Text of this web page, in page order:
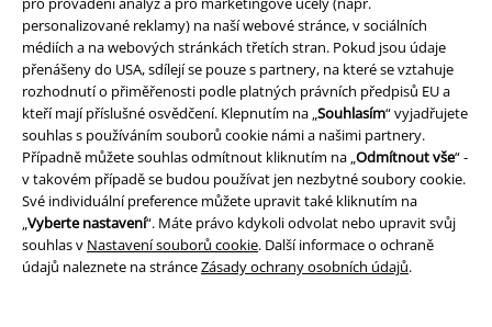
personalizované reklamy) na naší webové stránce, v sociálních
médiích a na webových stránkách třetích stran. Pokud jsou údaje
přenášeny do USA, sdílejí se pouze s partnery, na které se vztahuje
rozhodnutí o přiměřenosti podle platných právních předpisů EU a
kteří mají příslušné osvědčení. Klepnutím na „Souhlasím“ vyjadřujete
souhlas s používáním souborů cookie námi a našimi partnery.
Případně můžete souhlas odmítnout kliknutím na „Odmítnout vše“ -
v takovém případě se budou používat jen nezbytné soubory cookie.
Své individuální preference můžete upravit také kliknutím na
„Vyberte nastavení“. Máte právo kdykoli odvolat nebo upravit svůj
souhlas v Nastavení souborů cookie. Další informace o ochraně
údajů naleznete na stránceZásady ochrany osobních údajů.
Staňte se součástí komunity!
Způsoby platby